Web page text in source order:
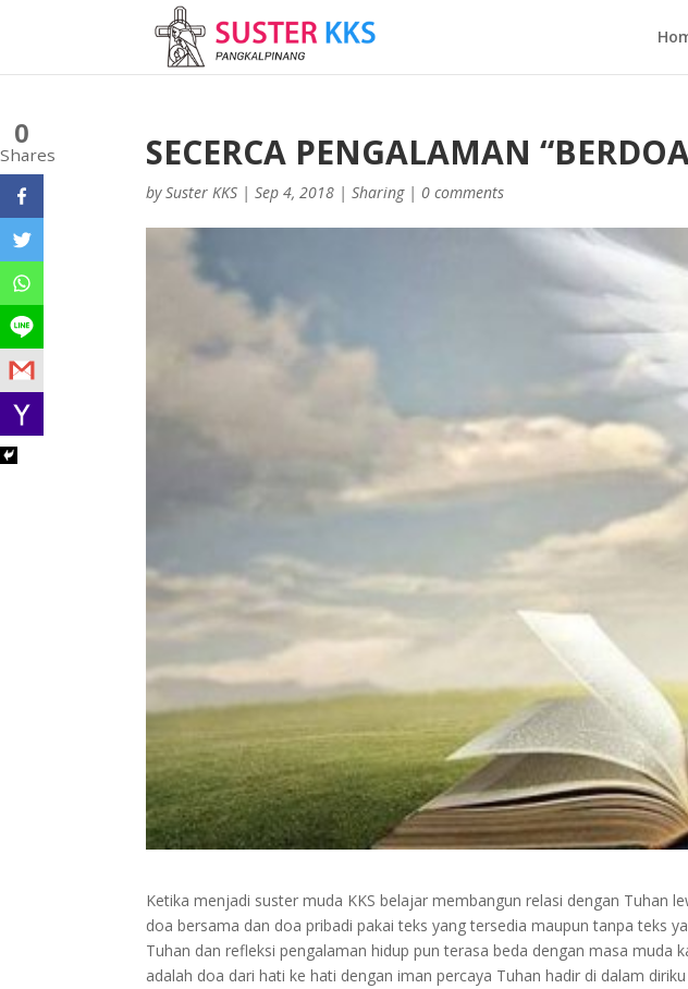
SECERCA PENGALAMAN
bySuster KKS |Sep 4, 2018 |Sharing|0 comments
Ketika menjadi suster muda KKS belajar membangun relasi dengan Tuhan
doa bersama dan doa pribadi pakai teks yang tersedia maupun tanpa teks
Tuhan dan refleksi pengalaman hidup pun terasa beda dengan masa
adalah doa dari hati ke hati dengan iman percaya Tuhan hadir di dalam
0
Shares